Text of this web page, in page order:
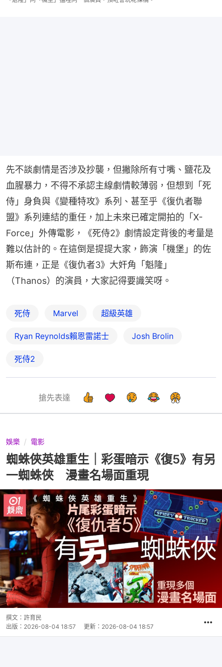
先不談劇情是否涉及抄襲，但撇除所有寸嘴、鹽花及
血腥暴力，不得不承認主線劇情較薄弱，但想到「死
侍」身負與《變種特攻》系列、甚至乎《復仇者聯
盟》系列連結的重任，加上未來已確定開拍的「X-
Force」外傳電影，《死侍2》劇情設定背後的考量是
難以估計的。在這倒是提提大家，飾演「機堡」的佐
斯布連，正是《復仇者3》大奸角「魁隆」
（Thanos）的演員，大家記得要識笑呀。
死侍 Marvel 超級英雄
Ryan Reynolds賴恩雷諾士 Josh Brolin
死侍2
搶先表達
娛樂 電影
蜘蛛俠英雄重生｜彩蛋暗示《復5》有另
一蜘蛛俠 漫畫名場面重現
撰文： 許育民
出版： 2026-08-04 18:57 更新： 2026-08-04 18:57